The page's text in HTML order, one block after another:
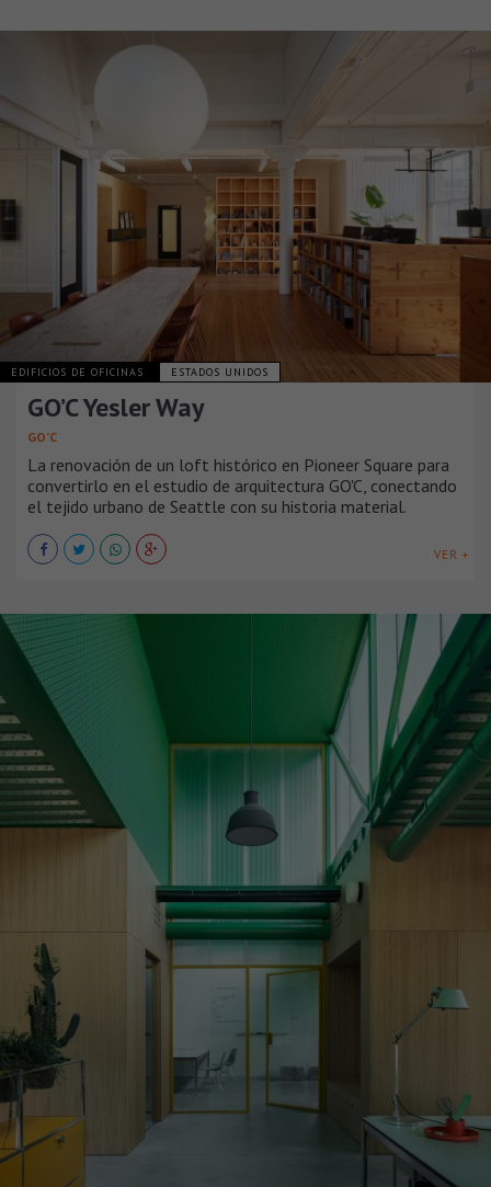
EDIFICIOS DE OFICINAS ESTADOS UNIDOS
GO’C Yesler Way
GO’C
La renovación de un loft histórico en Pioneer Square para
convertirlo en el estudio de arquitectura GO'C, conectando
el tejido urbano de Seattle con su historia material.
VER +